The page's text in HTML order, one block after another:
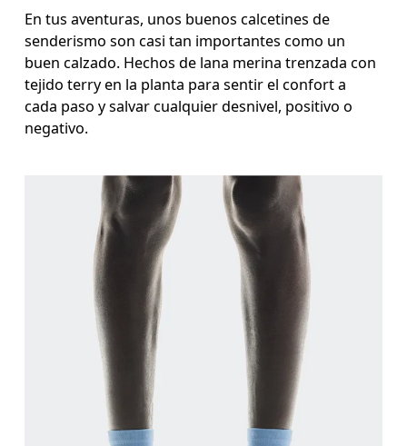
En tus aventuras, unos buenos calcetines de
senderismo son casi tan importantes como un
buen calzado. Hechos de lana merina trenzada con
tejido terry en la planta para sentir el confort a
cada paso y salvar cualquier desnivel, positivo o
negativo.